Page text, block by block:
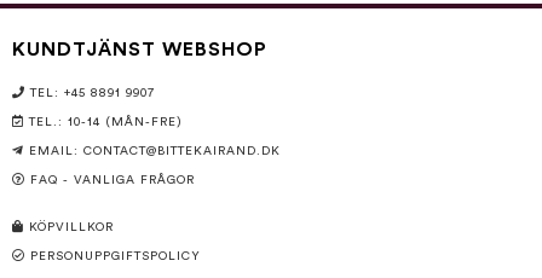
KUNDTJÄNST WEBSHOP
TEL: +45 8891 9907
TEL.: 10-14 (MÅN-FRE)
EMAIL: CONTACT@BITTEKAIRAND.DK
FAQ - VANLIGA FRÅGOR
KÖPVILLKOR
PERSONUPPGIFTSPOLICY